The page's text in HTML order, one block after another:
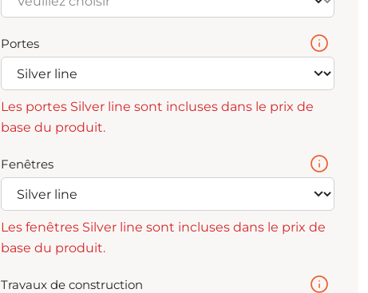
Portes
Les portes Silver line sont incluses dans le prix de
base du produit.
Fenêtres
Les fenêtres Silver line sont incluses dans le prix de
base du produit.
Travaux de construction